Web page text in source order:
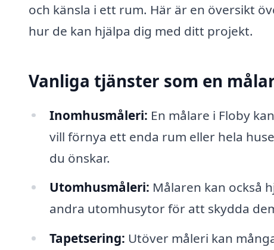
och känsla i ett rum. Här är en översikt
hur de kan hjälpa dig med ditt projekt.
Vanliga tjänster som en
Inomhusmåleri: En målare i Floby
vill förnya ett enda rum eller hela
du önskar.
Utomhusmåleri: Målaren kan också
andra utomhusytor för att skydda
Tapetsering: Utöver måleri kan